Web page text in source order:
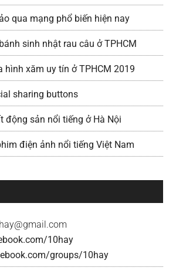
qua mạng phổ biến hiện nay
sinh nhật rau câu ở TPHCM
hình xăm uy tín ở TPHCM 2019
sharing buttons
động sản nổi tiếng ở Hà Nội
điện ảnh nổi tiếng Việt Nam
10hay
groups/10hay